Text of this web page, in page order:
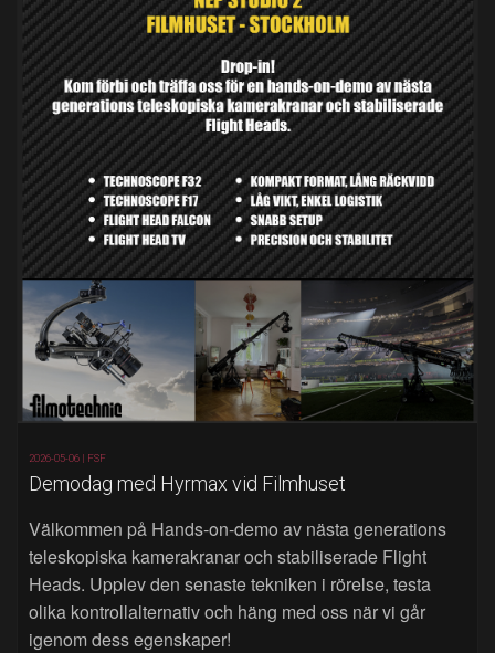
2026-05-06 | FSF
Demodag med Hyrmax vid Filmhuset
Välkommen på Hands‑on‑demo av nästa generations
teleskopiska kamerakranar och stabiliserade Flight
Heads. Upplev den senaste tekniken i rörelse, testa
olika kontrollalternativ och häng med oss när vi går
igenom dess egenskaper!